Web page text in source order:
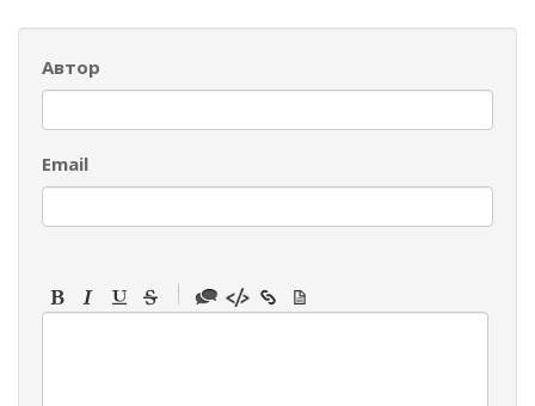
Автор
Email
-
-